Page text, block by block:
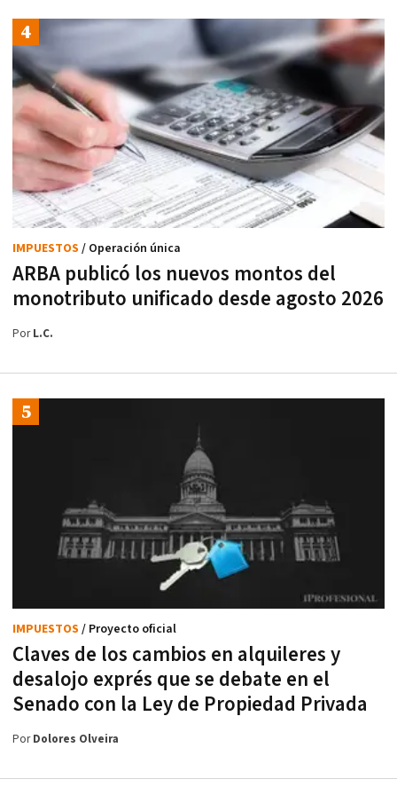
ARBA publicó los nuevos montos del
monotributo unificado desde agosto 2026
IMPUESTOS / Operación única
PorL.C.
Claves de los cambios en alquileres y
desalojo exprés que se debate en el
Senado con la Ley de Propiedad Privada
IMPUESTOS / Proyecto oficial
PorDolores Olveira